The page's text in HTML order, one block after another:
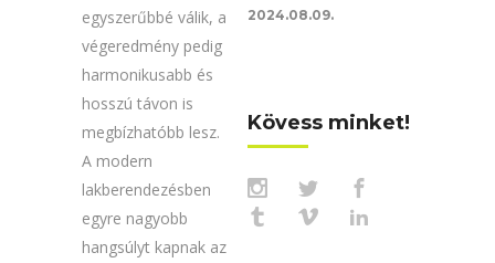
egyszerűbbé válik, a
végeredmény pedig
harmonikusabb és
hosszú távon is
megbízhatóbb lesz.
A modern
lakberendezésben
egyre nagyobb
hangsúlyt kapnak az
2024.08.09.
Kövess minket!